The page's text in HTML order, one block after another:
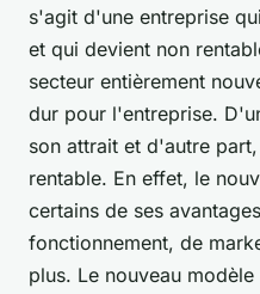
s'agit d'une entreprise
et qui devient non
secteur entièrement
dur pour l'entreprise.
son attrait et d'autre
rentable. En effet, le
certains de ses
fonctionnement, de
plus. Le nouveau